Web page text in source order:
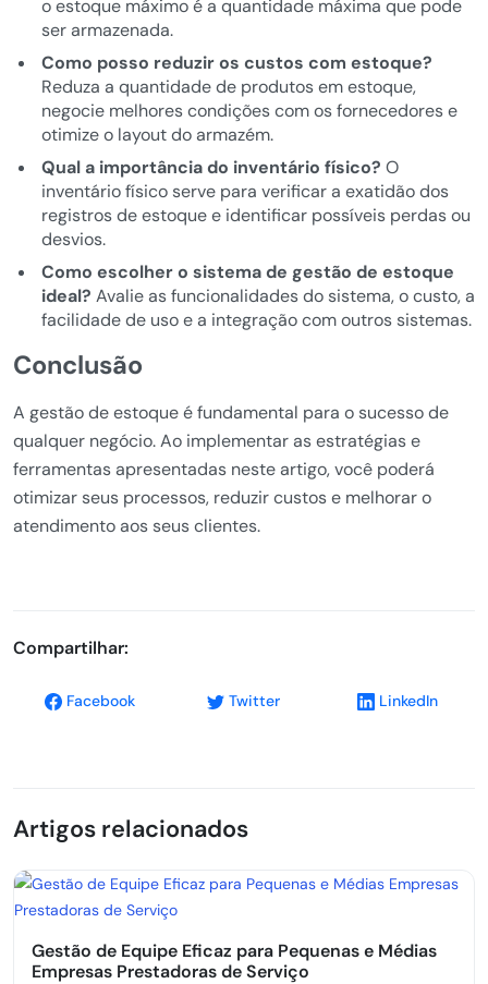
o estoque máximo é a quantidade máxima que pode
ser armazenada.
Como posso reduzir os custos com estoque?
Reduza a quantidade de produtos em estoque,
negocie melhores condições com os fornecedores e
otimize o layout do armazém.
Qual a importância do inventário físico? O
inventário físico serve para verificar a exatidão dos
registros de estoque e identificar possíveis perdas ou
desvios.
Como escolher o sistema de gestão de estoque
ideal? Avalie as funcionalidades do sistema, o custo, a
facilidade de uso e a integração com outros sistemas.
Conclusão
A gestão de estoque é fundamental para o sucesso de
qualquer negócio. Ao implementar as estratégias e
ferramentas apresentadas neste artigo, você poderá
otimizar seus processos, reduzir custos e melhorar o
atendimento aos seus clientes.
Compartilhar:
Facebook Twitter LinkedIn
Artigos relacionados
Gestão de Equipe Eficaz para Pequenas e Médias
Empresas Prestadoras de Serviço